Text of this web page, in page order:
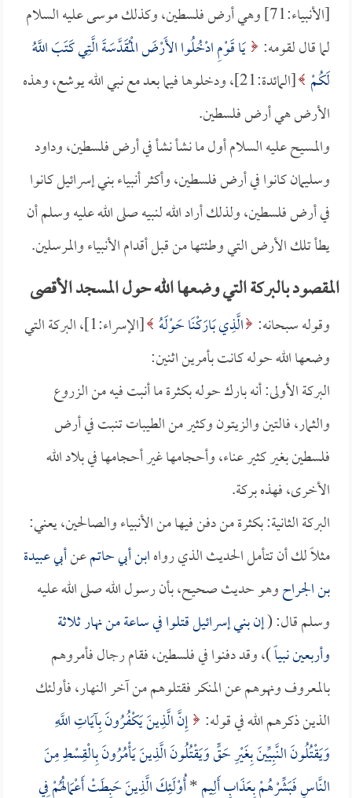
[الأنبياء:71] وهي أرض فلسطين، وكذلك موسى عليه السلام
لما قال لقومه: يَا قَوْمِ ادْخُلُوا الأَرْضَ الْمُقَدَّسَةَ الَّتِي كَتَبَ اللَّهُ
لَكُمْ
[المائدة:21]، ودخلوها فيما بعد مع نبي الله يوشع، وهذه
الأرض هي أرض فلسطين.
والمسيح عليه السلام أول ما نشأ نشأ في أرض فلسطين، وداود
وسليمان كانوا في أرض فلسطين، وأكثر أنبياء بني إسرائيل كانوا
في أرض فلسطين، ولذلك أراد الله لنبيه صلى الله عليه وسلم أن
يطأ تلك الأرض التي وطئتها من قبل أقدام الأنبياء والمرسلين.
المقصود بالبركة التي وضعها الله حول المسجد الأقصى
وقوله سبحانه: الَّذِي بَارَكْنَا حَوْلَهُ
[الإسراء:1]، البركة التي
وضعها الله حوله كانت بأمرين اثنين:
البركة الأولى: أنه بارك حوله بكثرة ما أنبت فيه من الزروع
والثمار، فالتين والزيتون وكثير من الطيبات تنبت في أرض
فلسطين بغير كثير عناء، وأحجامها غير أحجامها في بلاد الله
الأخرى، فهذه بركة.
البركة الثانية: بكثرة من دفن فيها من الأنبياء والصالحين، يعني:
مثلاً لك أن تتأمل الحديث الذي رواهابن أبي حاتمعنأبي عبيدة
بن الجراحوهو حديث صحيح، بأن رسول الله صلى الله عليه
وسلم قال: (إن بني إسرائيل قتلوا في ساعة من نهار ثلاثة
وأربعين نبياً)، وقد دفنوا في فلسطين، فقام رجال فأمروهم
بالمعروف ونهوهم عن المنكر فقتلوهم من آخر النهار، فأولئك
الذين ذكرهم الله في قوله: إِنَّ الَّذِينَ يَكْفُرُونَ بِآيَاتِ اللَّهِ
وَيَقْتُلُونَ النَّبِيِّينَ بِغَيْرِ حَقٍّ وَيَقْتُلُونَ الَّذِينَ يَأْمُرُونَ بِالْقِسْطِ مِنَ
النَّاسِ فَبَشِّرْهُمْ بِعَذَابٍ أَلِيمٍ*أُوْلَئِكَ الَّذِينَ حَبِطَتْ أَعْمَالُهُمْ فِي